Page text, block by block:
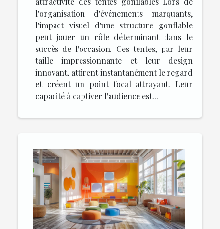
l'organisation d'événements marquants,
l'impact visuel d'une structure gonflable
peut jouer un rôle déterminant dans le
succès de l'occasion. Ces tentes, par leur
taille impressionnante et leur design
innovant, attirent instantanément le regard
et créent un point focal attrayant. Leur
capacité à captiver l'audience est...